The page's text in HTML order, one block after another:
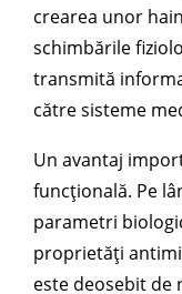
crearea unor
schimbările
transmită
către sisteme
Un avantaj
funcțională. Pe
parametri
proprietăți
este deosebit de